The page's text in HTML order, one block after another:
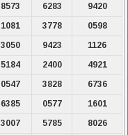
8573 6283
9420
1081 3778
0598
3050 9423
1126
5184 2400
4921
0547 3828
6736
6385 0577
1601
3007 5785
8026